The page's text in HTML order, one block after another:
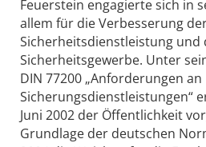
Feuerstein engagierte sich in
allem für die Verbesserung
Sicherheitsdienstleistung und
Sicherheitsgewerbe. Unter
DIN 77200 „Anforderungen an
Sicherungsdienstleistungen“
Juni 2002 der Öffentlichkeit
Grundlage der deutschen